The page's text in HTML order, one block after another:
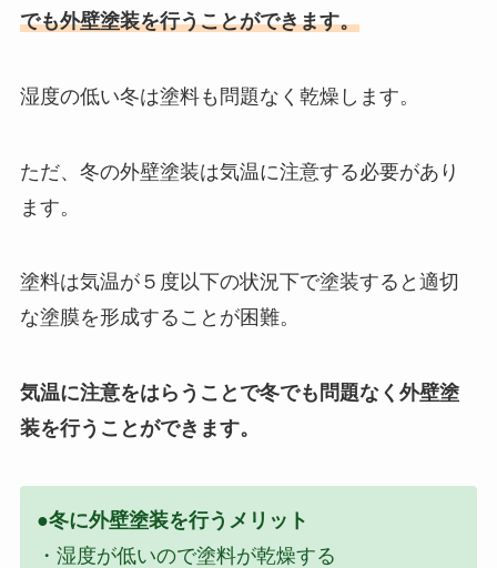
でも外壁塗装を行うことができます。
湿度の低い冬は塗料も問題なく乾燥します。
ただ、冬の外壁塗装は気温に注意する必要があり
ます。
塗料は気温が５度以下の状況下で塗装すると適切
な塗膜を形成することが困難。
気温に注意をはらうことで冬でも問題なく外壁塗
装を行うことができます。
●冬に外壁塗装を行うメリット
・湿度が低いので塗料が乾燥する